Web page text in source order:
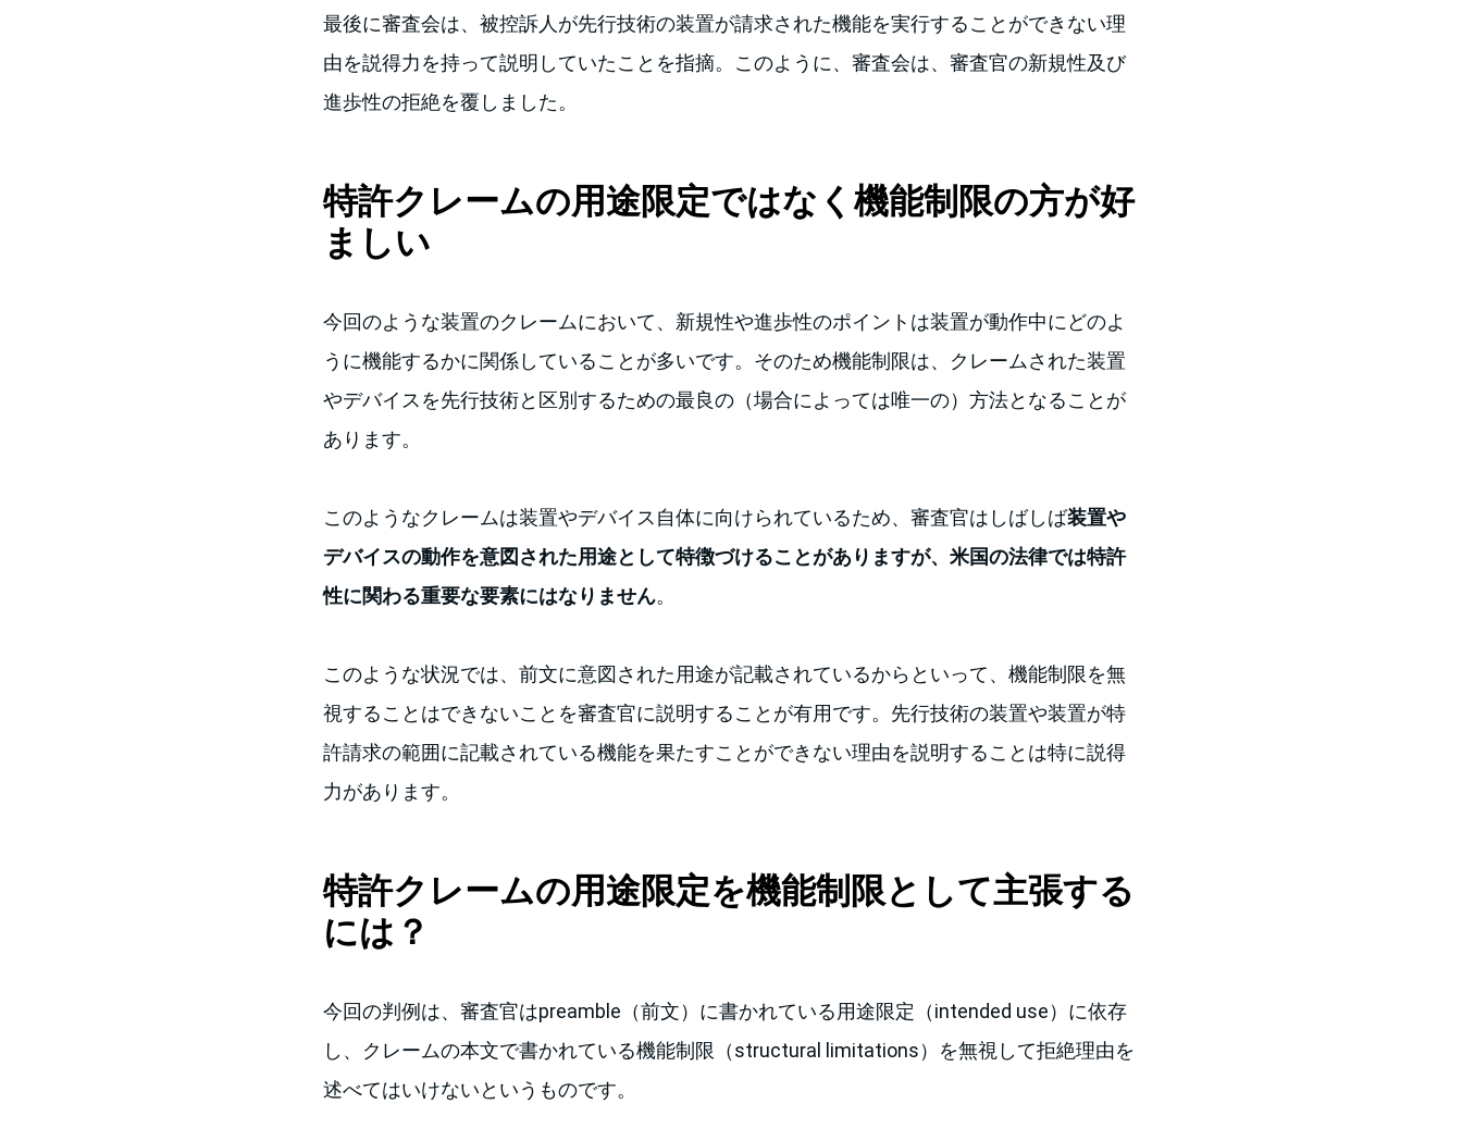
最後に審査会は、被控訴人が先行技術の装置が請求された機能を実行することができない理
由を説得力を持って説明していたことを指摘。このように、審査会は、審査官の新規性及び
進歩性の拒絶を覆しました。
特許クレームの用途限定ではなく機能制限の方が好
ましい
今回のような装置のクレームにおいて、新規性や進歩性のポイントは装置が動作中にどのよ
うに機能するかに関係していることが多いです。そのため機能制限は、クレームされた装置
やデバイスを先行技術と区別するための最良の（場合によっては唯一の）方法となることが
あります。
このようなクレームは装置やデバイス自体に向けられているため、審査官はしばしば装置や
デバイスの動作を意図された用途として特徴づけることがありますが、米国の法律では特許
性に関わる重要な要素にはなりません。
このような状況では、前文に意図された用途が記載されているからといって、機能制限を無
視することはできないことを審査官に説明することが有用です。先行技術の装置や装置が特
許請求の範囲に記載されている機能を果たすことができない理由を説明することは特に説得
力があります。
特許クレームの用途限定を機能制限として主張する
には？
今回の判例は、審査官はpreamble（前文）に書かれている用途限定（intended use）に依存
し、クレームの本文で書かれている機能制限（structural limitations）を無視して拒絶理由を
述べてはいけないというものです。